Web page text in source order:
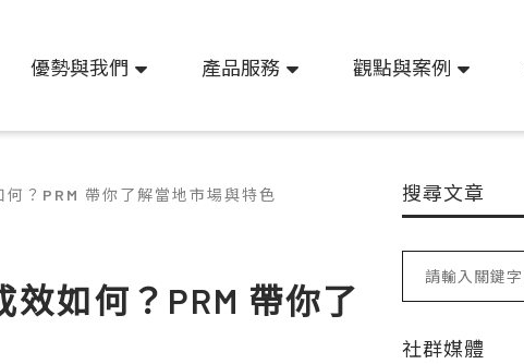
優勢與我們 產品服務 觀點與案例
？PRM 帶你了解當地市場與特色
如何？PRM 帶你了
搜尋文章
社群媒體